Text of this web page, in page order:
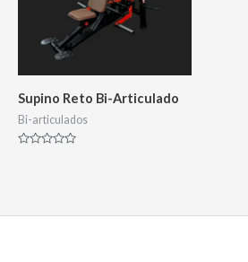
Supino Reto Bi-Articulado
Bi-articulados